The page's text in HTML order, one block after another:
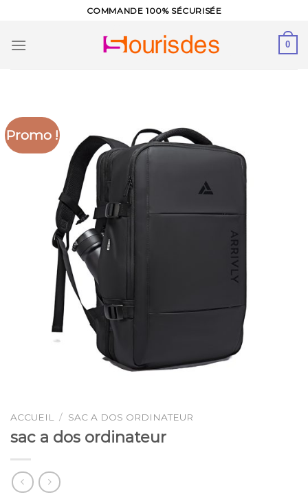
content
COMMANDE 100% SÉCURISÉE
0
Promo !
ACCUEIL / SAC A DOS ORDINATEUR
sac a dos ordinateur